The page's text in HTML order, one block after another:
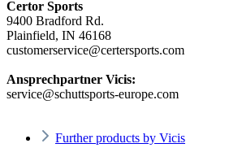
Certor Sports
9400 Bradford Rd.
Plainfield, IN 46168
customerservice@certersports.com
Ansprechpartner Vicis:
service@schuttsports-europe.com
Further products by Vicis